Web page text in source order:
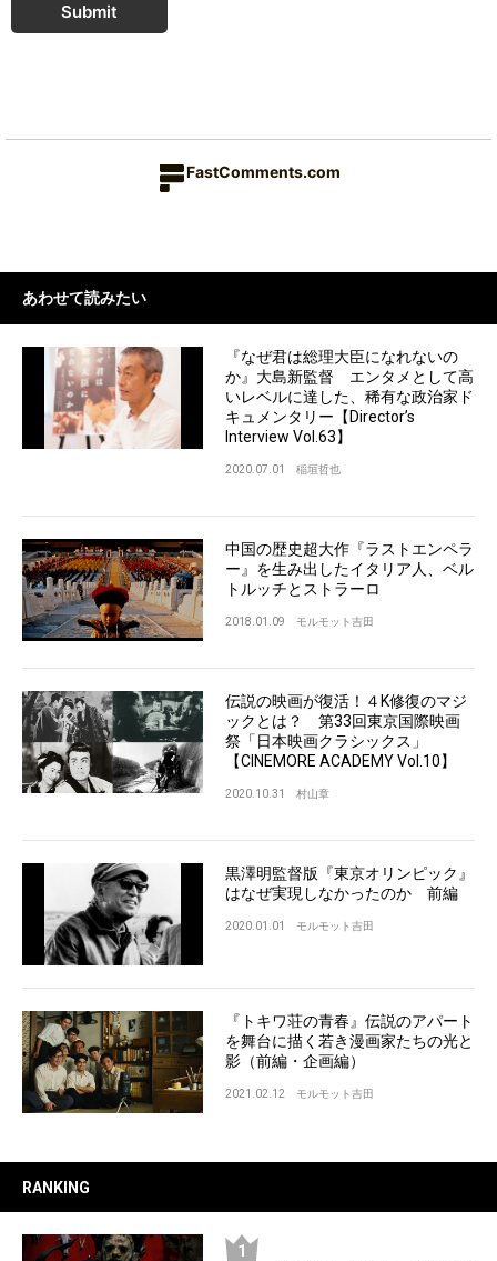
Submit
FastComments.com
あわせて読みたい
『なぜ君は総理大臣になれないの
か』大島新監督 エンタメとして高
いレベルに達した、稀有な政治家ド
キュメンタリー【Director’s
Interview Vol.63】
2020.07.01 稲垣哲也
中国の歴史超大作『ラストエンペラ
ー』を生み出したイタリア人、ベル
トルッチとストラーロ
2018.01.09 モルモット吉田
伝説の映画が復活！４K修復のマジ
ックとは？ 第33回東京国際映画
祭「日本映画クラシックス」
【CINEMORE ACADEMY Vol.10】
2020.10.31 村山章
黒澤明監督版『東京オリンピック』
はなぜ実現しなかったのか 前編
2020.01.01 モルモット吉田
『トキワ荘の青春』伝説のアパート
を舞台に描く若き漫画家たちの光と
影（前編・企画編）
2021.02.12 モルモット吉田
RANKING